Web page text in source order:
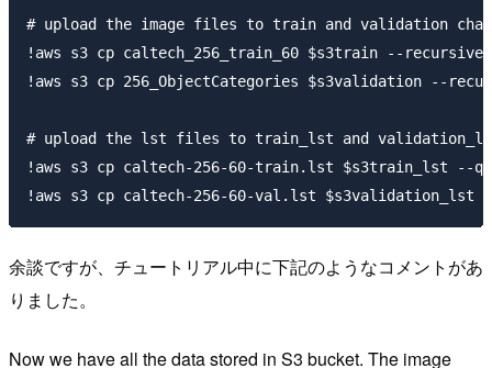
# upload the image files to train and validation
!aws s3 cp caltech_256_train_60 $s3train --
!aws s3 cp 256_ObjectCategories $s3validation --
# upload the lst files to train_lst and
!aws s3 cp caltech-256-60-train.lst $s3train_lst --
余談ですが、チュートリアル中に下記のようなコメントがあ
りました。
Now we have all the data stored in S3 bucket. The image